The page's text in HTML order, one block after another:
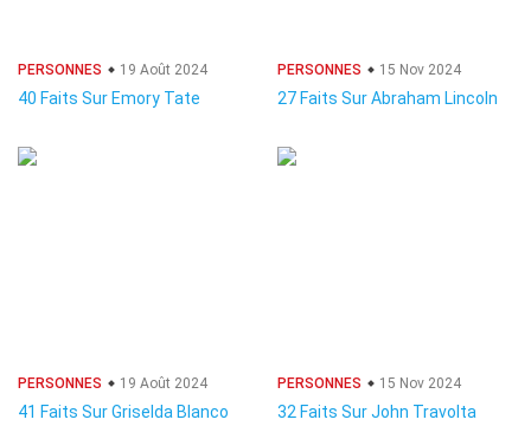
PERSONNES 19 Août 2024
40 Faits Sur Emory Tate
PERSONNES 15 Nov 2024
27 Faits Sur Abraham Lincoln
PERSONNES 19 Août 2024
41 Faits Sur Griselda Blanco
PERSONNES 15 Nov 2024
32 Faits Sur John Travolta